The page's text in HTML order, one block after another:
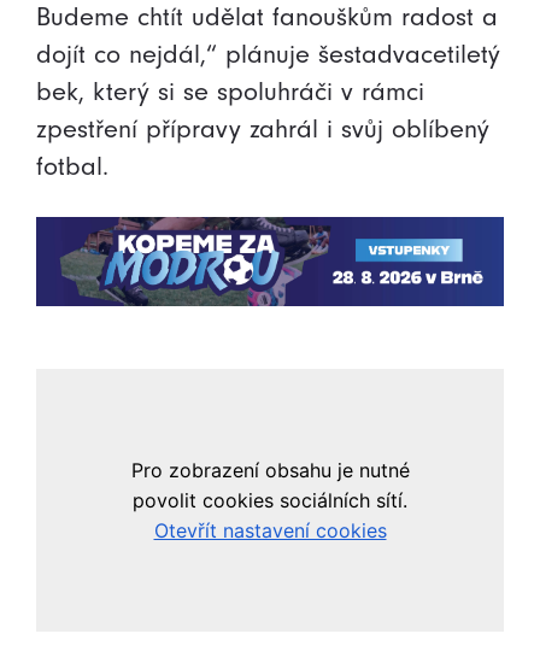
Budeme chtít udělat fanouškům radost a
dojít co nejdál,“ plánuje šestadvacetiletý
bek, který si se spoluhráči v rámci
zpestření přípravy zahrál i svůj oblíbený
fotbal.